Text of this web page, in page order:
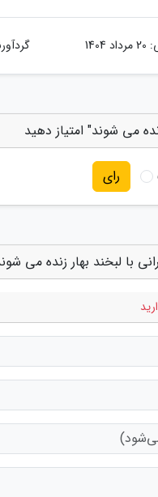
20 مرداد 1404
می شوند" امتیاز دهید
رای
با لبخند بهار زنده می